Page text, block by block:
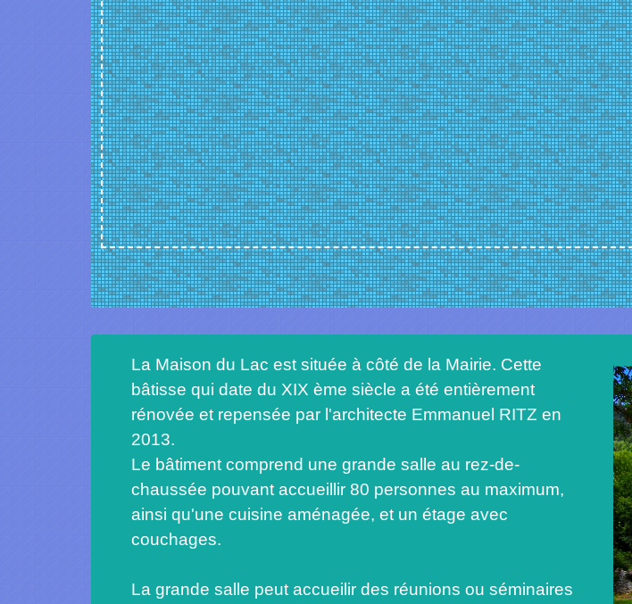
La Maison du Lac est située à côté de la Mairie. Cette
bâtisse qui date du XIX ème siècle a été entièrement
rénovée et repensée par l'architecte Emmanuel RITZ en
2013.
Le bâtiment comprend une grande salle au rez-de-
chaussée pouvant accueillir 80 personnes au maximum,
ainsi qu'une cuisine aménagée, et un étage avec
couchages.
La grande salle peut accueilir des réunions ou séminaires